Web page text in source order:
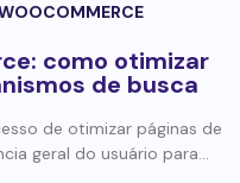
como otimizar
de busca
de otimizar páginas de
geral do usuário para...